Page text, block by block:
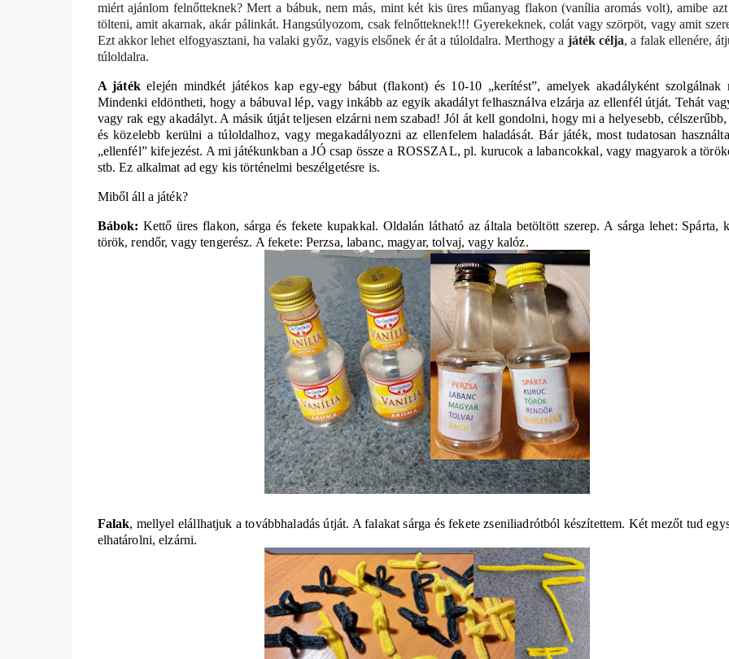
miért ajánlom felnőtteknek? Mert a bábuk, nem más, mint két kis üres műanyag flakon (vanília aromás volt), amibe
tölteni, amit akarnak, akár pálinkát. Hangsúlyozom, csak felnőtteknek!!! Gyerekeknek, colát vagy szörpöt, vagy amit
Ezt akkor lehet elfogyasztani, ha valaki győz, vagyis elsőnek ér át a túloldalra. Merthogy a játék célja, a falak ellenére,
túloldalra.
A játékelején mindkét játékos kap egy-egy bábut (flakont) és 10-10 „kerítést”, amelyek akadályként szolgálnak
Mindenki eldöntheti, hogy a bábuval lép, vagy inkább az egyik akadályt felhasználva elzárja az ellenfél útját. Tehát
vagy rak egy akadályt. A másik útját teljesen elzárni nem szabad! Jól át kell gondolni, hogy mi a helyesebb,
és közelebb kerülni a túloldalhoz, vagy megakadályozni az ellenfelem haladását. Bár játék, most tudatosan
„ellenfél” kifejezést. A mi játékunkban a JÓ csap össze a ROSSZAL, pl. kurucok a labancokkal, vagy magyarok a
stb. Ez alkalmat ad egy kis történelmi beszélgetésre is.
Miből áll a játék?
Bábok: Kettő üres flakon, sárga és fekete kupakkal. Oldalán látható az általa betöltött szerep. A sárga lehet: Spárta,
török, rendőr, vagy tengerész. A fekete: Perzsa, labanc, magyar, tolvaj, vagy kalóz.
Falak, mellyel elállhatjuk a továbbhaladás útját. A falakat sárga és fekete zseniliadrótból készítettem. Két mezőt tud
elhatárolni, elzárni.